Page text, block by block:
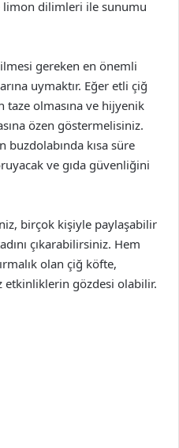
limon dilimleri ile sunumu
gereken en önemli
uymaktır. Eğer etli çiğ
taze olmasına ve hijyenik
özen göstermelisiniz.
buzdolabında kısa süre
ve gıda güvenliğini
birçok kişiyle paylaşabilir
çıkarabilirsiniz. Hem
olan çiğ köfte,
etkinliklerin gözdesi olabilir.